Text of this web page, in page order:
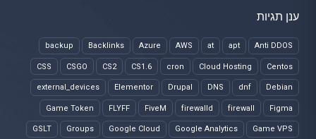
ענן תגיות
Anti DDOS
apt
at
AWS
Azure
Backlinks
backup
Centos
Cloud Hosting
cron
CS1.6
CS2
CSGO
CSS
Debian
dnf
DNS
Drupal
Elementor
external_devices
Figma
firewall
firewalld
FiveM
FLYFF
Game Token
Game VPS
Google Analytics
Google Cloud
Groups
GSLT